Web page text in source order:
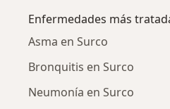
Enfermedades más
Asma en Surco
Bronquitis en Surco
Neumonía en Surco